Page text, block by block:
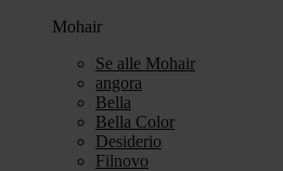
Mohair
Se alle Mohair
angora
Bella
Bella Color
Desiderio
Filnovo